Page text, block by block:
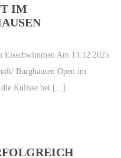
IM
Eisschwimmen Am 13.12.2025
Burghausen Open im
Kulisse bei [...]